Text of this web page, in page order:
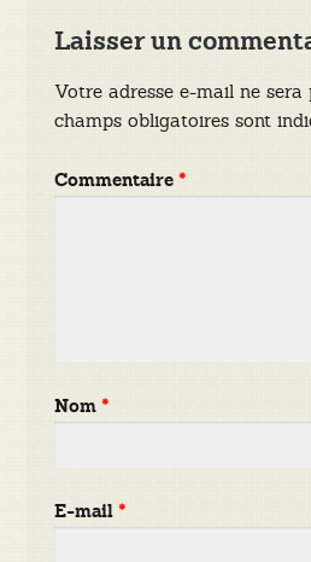
Laisser un
Votre adresse e-mail ne sera
champs obligatoires sont
Commentaire*
Nom*
E-mail*